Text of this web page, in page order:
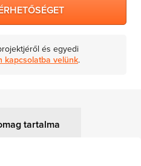
és egyedi
kapcsolatba velünk.
tartalma